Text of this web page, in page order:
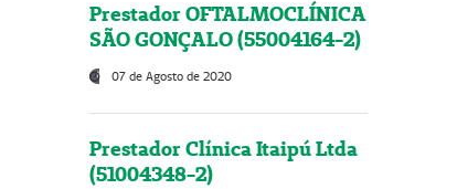
Prestador OFTALMOCLÍNICA
SÃO GONÇALO (55004164-2)
07 de Agosto de 2020
Prestador Clínica Itaipú Ltda
(51004348-2)